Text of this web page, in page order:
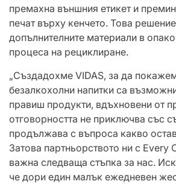
премахна външния етикет и
печат върху кенчето. Това
допълнителните материали в
процеса на рециклиране.
„Създадохме VIDAS, за да
безалкохолни напитки са
правиш продукти, вдъхновени от
отговорността не приключва със
продължава с въпроса какво
Затова партньорството ни с Every
важна следваща стъпка за нас.
че дори един малък ежедневен